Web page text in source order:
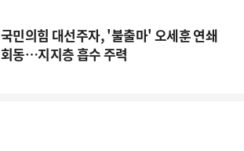
국민의힘 대선주자, '불출마' 오세훈 연쇄
회동…지지층 흡수 주력